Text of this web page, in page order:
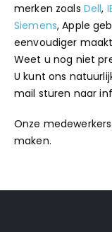
merken zoals Dell,
Siemens, Apple
eenvoudiger
Weet u nog niet
U kunt ons
mail sturen naar
Onze
maken.